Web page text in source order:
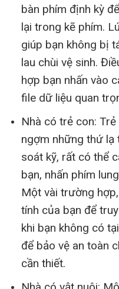
bàn phím định kỳ
lại trong kẽ phím.
giúp bạn không bị
lau chùi vệ sinh.
hợp bạn nhấn vào
file dữ liệu quan
Nhà có trẻ con:
ngợm những thứ lạ
soát kỹ, rất có thể
bạn, nhấn phím
Một vài trường
tính của bạn để
khi bạn không có
để bảo vệ an toàn
cần thiết.